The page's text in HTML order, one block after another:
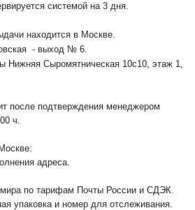
системой на 3 дня.
находится в Москве.
- выход № 6.
Нижняя Сыромятническая 10с10, этаж 1,
после подтверждения менеджером
ч.
адреса.
по тарифам Почты России и СДЭК.
упаковка и номер для отслеживания.